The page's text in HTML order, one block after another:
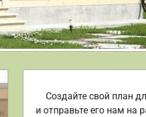
Создайте свой план
и отправьте его нам на